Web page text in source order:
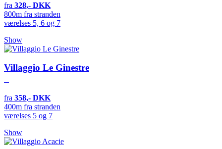
fra 328,- DKK
800m fra stranden
værelses 5, 6 og 7
Show
Villaggio Le Ginestre
fra 358,- DKK
400m fra stranden
værelses 5 og 7
Show